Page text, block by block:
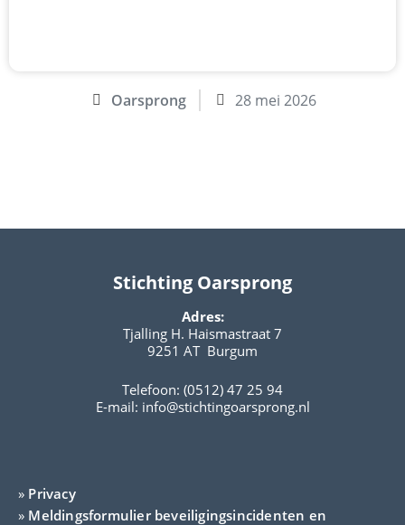
Oarsprong 28 mei 2026
Stichting Oarsprong
Adres:
Tjalling H. Haismastraat 7
9251 AT Burgum
Telefoon: (0512) 47 25 94
E-mail: info@stichtingoarsprong.nl
» Privacy
» Meldingsformulier beveiligingsincidenten en